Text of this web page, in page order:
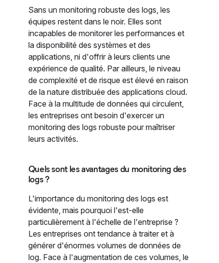
Sans un monitoring robuste des logs, les
équipes restent dans le noir. Elles sont
incapables de monitorer les performances et
la disponibilité des systèmes et des
applications, ni d'offrir à leurs clients une
expérience de qualité. Par ailleurs, le niveau
de complexité et de risque est élevé en raison
de la nature distribuée des applications cloud.
Face à la multitude de données qui circulent,
les entreprises ont besoin d'exercer un
monitoring des logs robuste pour maîtriser
leurs activités.
Quels sont les avantages du monitoring des
logs ?
L'importance du monitoring des logs est
évidente, mais pourquoi l'est-elle
particulièrement à l'échelle de l'entreprise ?
Les entreprises ont tendance à traiter et à
générer d'énormes volumes de données de
log. Face à l'augmentation de ces volumes, le